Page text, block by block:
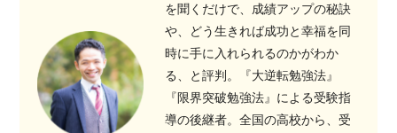
を聞くだけで、成績アップの秘訣
や、どう生きれば成功と幸福を同
時に手に入れられるのかがわか
る、と評判。『大逆転勉強法』
『限界突破勉強法』による受験指
導の後継者。全国の高校から、受